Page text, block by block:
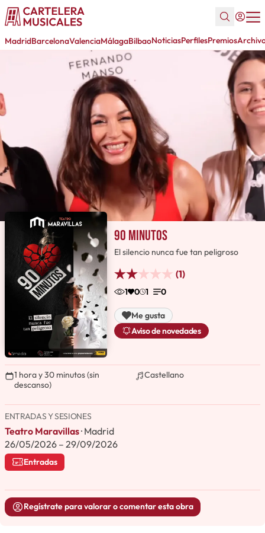
MadridBarcelonaValenciaMálagaBilbaoNoticiasPerfilesPremios
90 minutos
El silencio nunca fue tan peligroso
(1)
1 0 1 0
Me gusta
Aviso de novedades
1 hora y 30 minutos (sin
descanso)
Castellano
ENTRADAS Y SESIONES
Teatro Maravillas· Madrid
26/05/2026 – 29/09/2026
Entradas
Regístrate para valorar o comentar esta obra